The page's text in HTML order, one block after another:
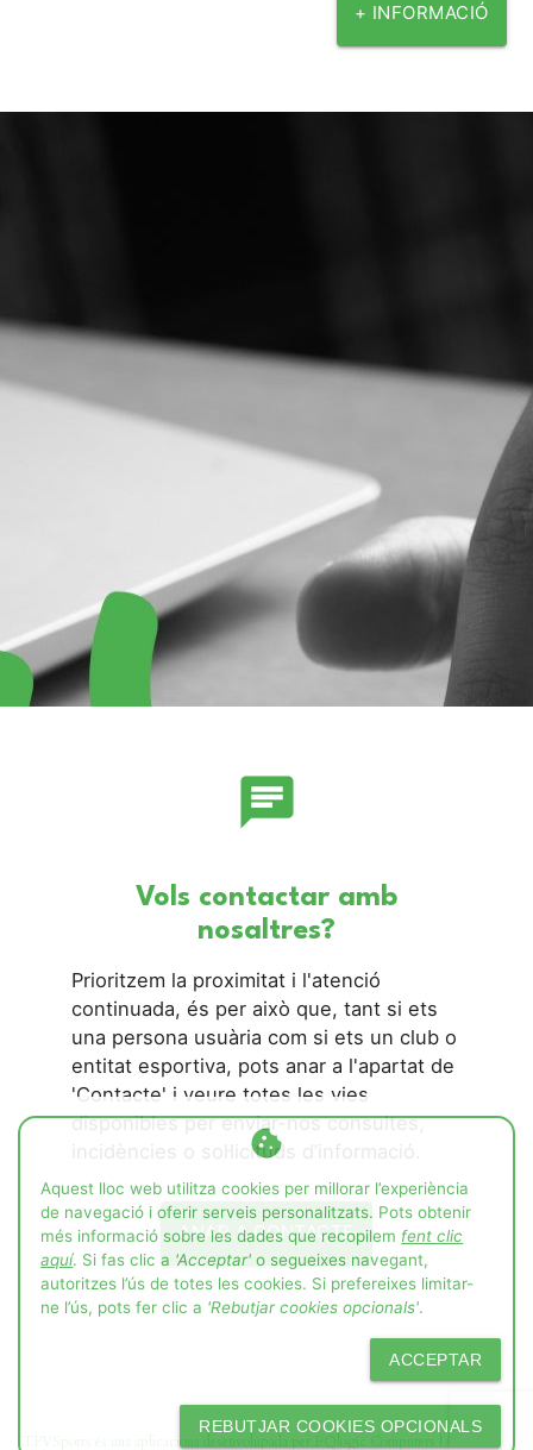
+ INFORMACIÓ
chat
Vols contactar amb
nosaltres?
Prioritzem la proximitat i l'atenció
continuada, és per això que, tant si ets
una persona usuària com si ets un club o
entitat esportiva, pots anar a l'apartat de
'Contacte' i veure totes les vies
disponibles per enviar-nos consultes,
incidències o sol·licituds d’informació.
ANAR A CONTACTE
cookie
Aquest lloc web utilitza cookies per millorar l’experiència
de navegació i oferir serveis personalitzats. Pots obtenir
més informació sobre les dades que recopilem fent clic
aquí. Si fas clic a 'Acceptar' o segueixes navegant,
autoritzes l’ús de totes les cookies. Si prefereixes limitar-
ne l’ús, pots fer clic a 'Rebutjar cookies opcionals'.
ACCEPTAR
REBUTJAR COOKIES OPCIONALS
TPVSports és una aplicacions desenvolupada per EQlogic Computers | © 2026 EQC